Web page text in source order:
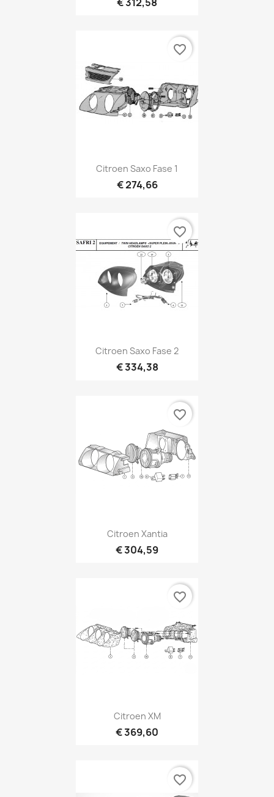
Citroen Saxo Fase 1
€ 274,66
favorite_border
Citroen Saxo Fase 2
€ 334,38
favorite_border
Citroen Xantia
€ 304,59
favorite_border
Citroen XM
€ 369,60
favorite_border
favorite_border